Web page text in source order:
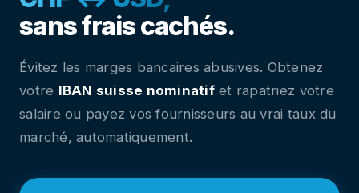
sans frais cachés.
Évitez les marges bancaires abusives. Obtenez
votre IBAN suisse nominatifet rapatriez votre
salaire ou payez vos fournisseurs au vrai taux du
marché, automatiquement.